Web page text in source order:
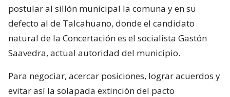
postular al sillón municipal la comuna y en su
defecto al de Talcahuano, donde el candidato
natural de la Concertación es el socialista Gastón
Saavedra, actual autoridad del municipio.
Para negociar, acercar posiciones, lograr acuerdos y
evitar así la solapada extinción del pacto